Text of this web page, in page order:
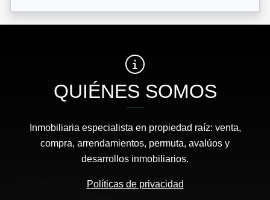
QUIÉNES SOMOS
Inmobiliaria especialista en propiedad raíz: venta,
compra, arrendamientos, permuta, avalúos y
desarrollos inmobiliarios.
Políticas de privacidad